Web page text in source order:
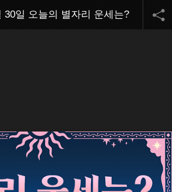
30일 오늘의 별자리 운세는?